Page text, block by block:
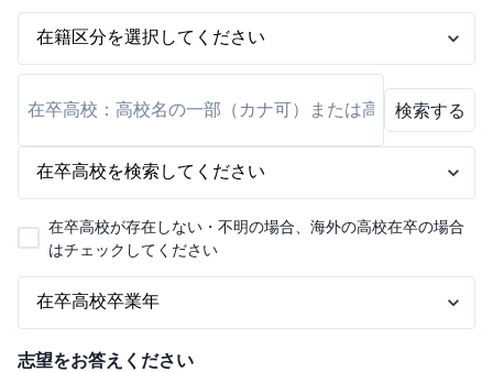
検索する
在卒高校が存在しない・不明の場合、海外の高校在卒の場合
はチェックしてください
志望をお答えください